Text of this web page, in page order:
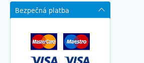
Bezpečná platba